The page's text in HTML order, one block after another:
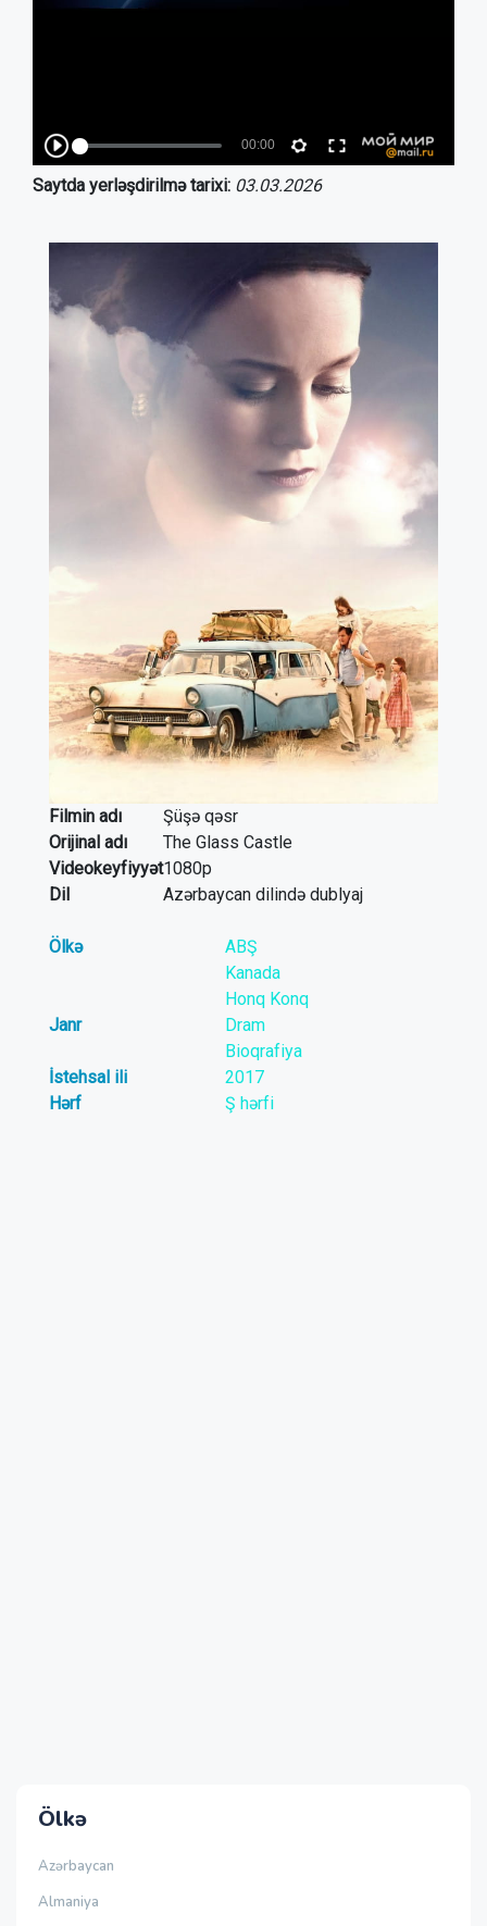
Ölkə
Azərbaycan
Almaniya
Saytda yerləşdirilmə tarixi: 03.03.2026
Filmin adı
Şüşə qəsr
Orijinal adı
The Glass Castle
Videokeyfiyyət1080p
Dil
Azərbaycan dilində dublyaj
Ölkə
ABŞ
Kanada
Honq Konq
Janr
Dram
Bioqrafiya
İstehsal ili
2017
Hərf
Ş hərfi